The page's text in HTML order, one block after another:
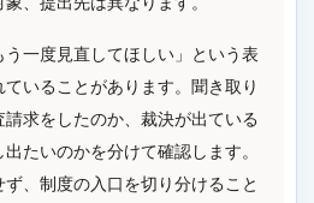
一度見直してほしい」という表
いることがあります。聞き取り
求をしたのか、裁決が出ている
たいのかを分けて確認します。
、制度の入口を切り分けること